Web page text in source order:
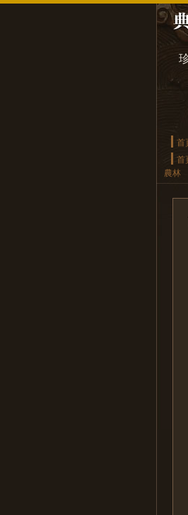
首
首
農林